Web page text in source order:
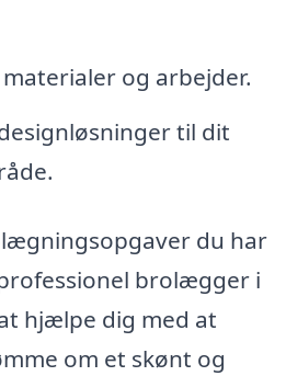
og arbejder.
til dit
du har
brolægger i
hjælpe dig med at
om et skønt og